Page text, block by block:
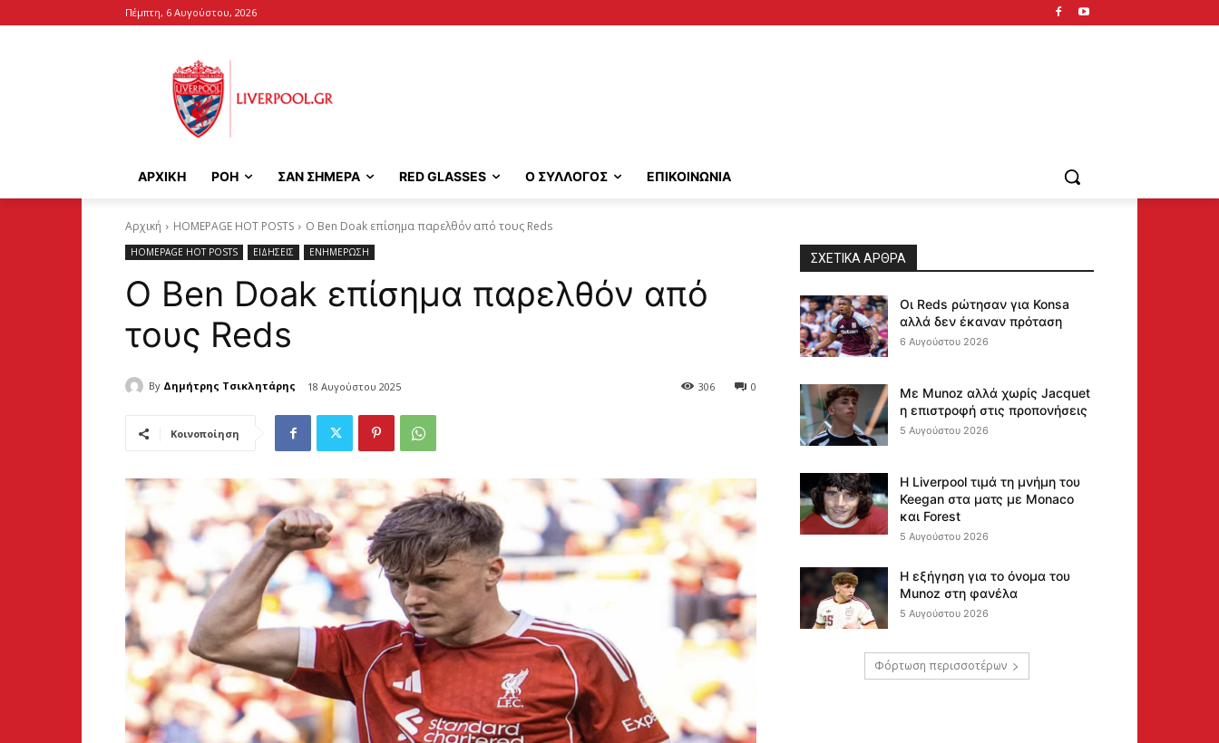
Πέμπτη, 6 Αυγούστου, 2026
ΑΡΧΙΚΉ ΡΟΗ ΣΑΝ ΣΗΜΕΡΑ RED GLASSES Ο ΣΥΛΛΟΓΟΣ ΕΠΙΚΟΙΝΩΝΙΑ
Αρχική HOMEPAGE HOT POSTS Ο Ben Doak επίσημα παρελθόν από τους Reds
HOMEPAGE HOT POSTS ΕΙΔΗΣΕΙΣ ΕΝΗΜΕΡΩΣΗ
Ο Ben Doak επίσημα παρελθόν από
τους Reds
By Δημήτρης Τσικλητάρης 18 Αυγούστου 2025 0
306
Κοινοποίηση
ΣΧΕΤΙΚΆ ΆΡΘΡΑ
Οι Reds ρώτησαν για Konsa
αλλά δεν έκαναν πρόταση
6 Αυγούστου 2026
Με Munoz αλλά χωρίς Jacquet
η επιστροφή στις προπονήσεις
5 Αυγούστου 2026
Η Liverpool τιμά τη μνήμη του
Keegan στα ματς με Monaco
και Forest
5 Αυγούστου 2026
Η εξήγηση για το όνομα του
Munoz στη φανέλα
5 Αυγούστου 2026
Φόρτωση περισσοτέρων